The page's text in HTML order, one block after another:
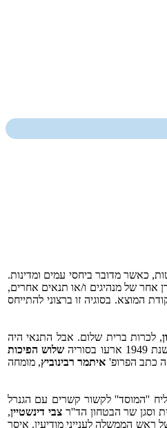
כאשר מדובר ביחסי עמים ומדינות.
אחר של מנהיגים ו/או תנאים אחרים,
המוצא. בסוגיה זו ברצוני להתייחס
, לכרות ברית שלום. אבל התנאי היה
שלוש הפיכות
כתב הפרופ' איתמר רבינוביץ, מומחה
וסגן שר הבטחון הד''רצבי דינשטיין,
ראש הממשלה לענייני מודיעין. איסר